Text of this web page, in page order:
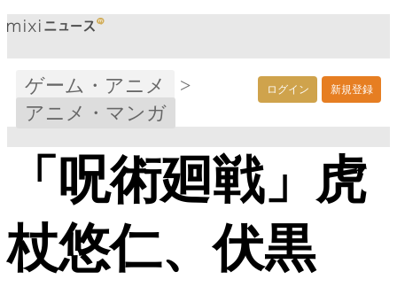
ログイン 新規登録
ゲーム・アニメ
>
アニメ・マンガ
「呪術廻戦」虎
杖悠仁、伏黒